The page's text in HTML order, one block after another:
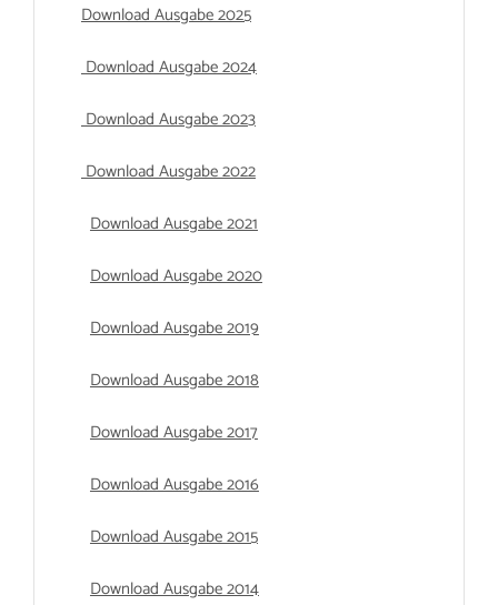
Download Ausgabe 2025
Download Ausgabe 2024
Download Ausgabe 2023
Download Ausgabe 2022
Download Ausgabe 2021
Download Ausgabe 2020
Download Ausgabe 2019
Download Ausgabe 2018
Download Ausgabe 2017
Download Ausgabe 2016
Download Ausgabe 2015
Download Ausgabe 2014